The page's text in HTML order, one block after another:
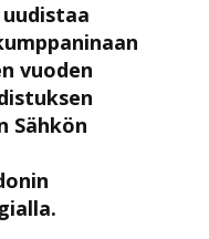
vuoden
Sähkön